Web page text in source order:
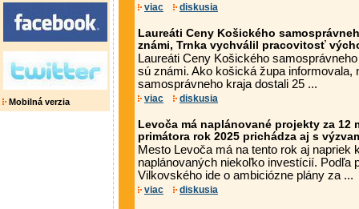
Mobilná verzia
viac diskusia
Laureáti Ceny Košického
známi, Trnka vychválil pracovitosť
Laureáti Ceny Košického
sú známi. Ako košická župa informovala,
samosprávneho kraja dostali 25 ...
viac diskusia
Levoča má naplánované projekty za 12
primátora rok 2025 prichádza aj s
Mesto Levoča má na tento rok aj napriek
naplánovaných niekoľko investícií. Podľa
Vilkovského ide o ambiciózne plány za ...
viac diskusia